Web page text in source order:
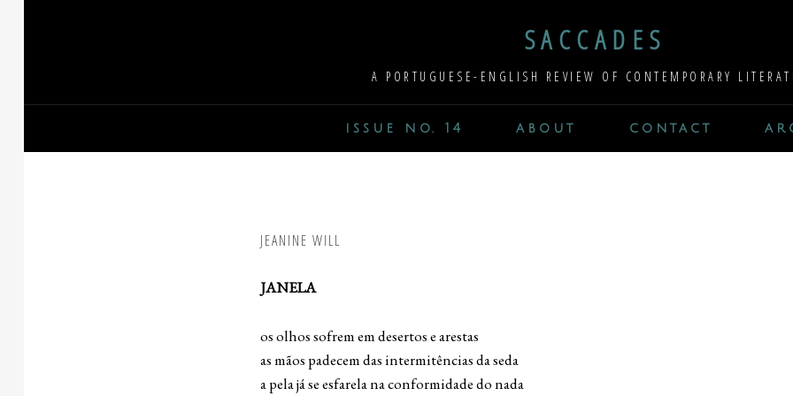
SACCADES
A PORTUGUESE-ENGLISH REVIEW OF CONTEMPORARY
issue no. 14 about contact
JEANINE WILL
JANELA
os olhos sofrem em desertos e arestas
as mãos padecem das intermitências da seda
a pela já se esfarela na conformidade do nada